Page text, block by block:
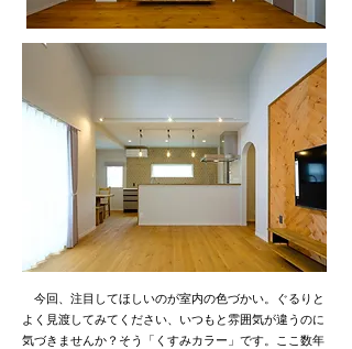
今回、注目してほしいのが室内の色づかい。ぐるりと
よく見渡してみてください、いつもと雰囲気が違うのに
気づきませんか？そう「くすみカラー」です。ここ数年